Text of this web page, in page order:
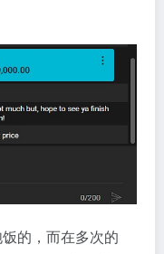
的，而在多次的